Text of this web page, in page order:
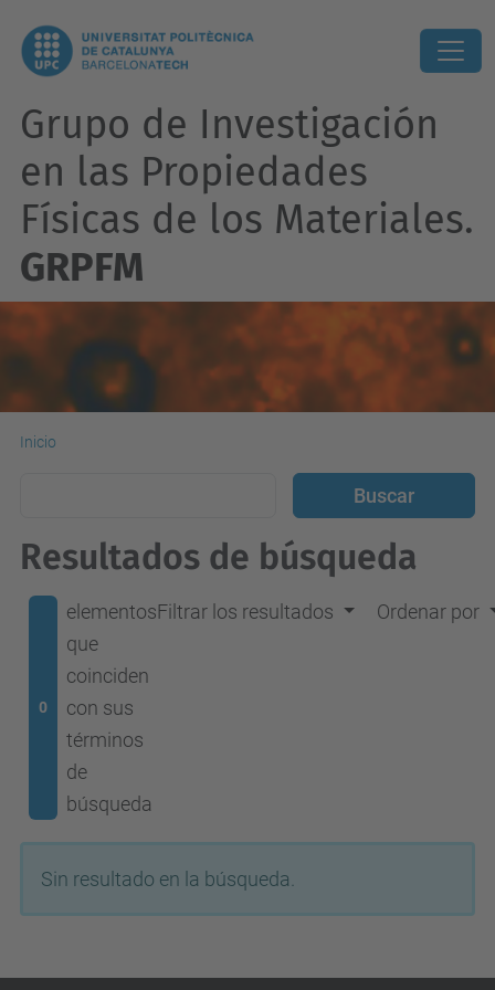
Grupo de Investigación
en las Propiedades
Físicas de los Materiales.
GRPFM
Inicio
Resultados de búsqueda
0
elementos
que
coinciden
con sus
términos
de
búsqueda
Filtrar los resultados Ordenar por
Sin resultado en la búsqueda.